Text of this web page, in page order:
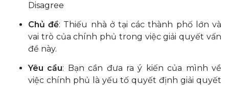
Disagree
Chủ đề: Thiếu nhà ở tại các thành phố lớn và
vai trò của chính phủ trong việc giải quyết vấn
đề này.
Yêu cầu: Bạn cần đưa ra ý kiến của mình về
việc chính phủ là yếu tố quyết định giải quyết